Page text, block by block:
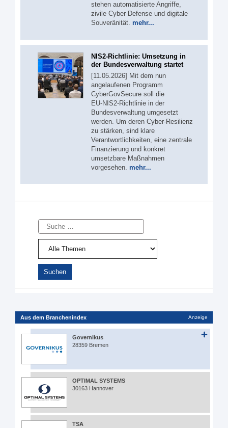
stehen automatisierte Angriffe,
zivile Cyber Defense und digitale
Souveränität. mehr...
NIS2-Richtlinie: Umsetzung in
der Bundesverwaltung startet
[11.05.2026] Mit dem nun
angelaufenen Programm
CyberGovSecure soll die
EU‑NIS2‑Richtlinie in der
Bundesverwaltung umgesetzt
werden. Um deren Cyber-Resilienz
zu stärken, sind klare
Verantwortlichkeiten, eine zentrale
Finanzierung und konkret
umsetzbare Maßnahmen
vorgesehen. mehr...
Suche
Aus dem Branchenindex Anzeige
Governikus
28359 Bremen
OPTIMAL SYSTEMS
30163 Hannover
TSA